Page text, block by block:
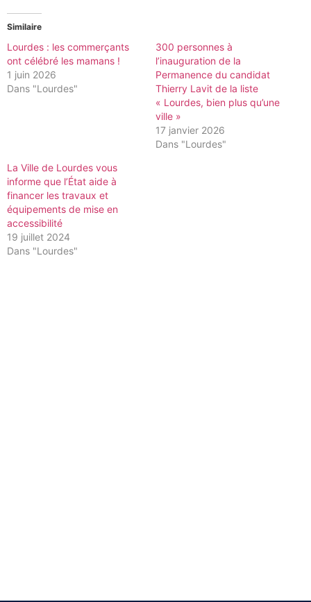
Similaire
Lourdes : les commerçants
ont célébré les mamans !
1 juin 2026
Dans "Lourdes"
300 personnes à
l’inauguration de la
Permanence du candidat
Thierry Lavit de la liste
« Lourdes, bien plus qu’une
ville »
17 janvier 2026
Dans "Lourdes"
La Ville de Lourdes vous
informe que l’État aide à
financer les travaux et
équipements de mise en
accessibilité
19 juillet 2024
Dans "Lourdes"